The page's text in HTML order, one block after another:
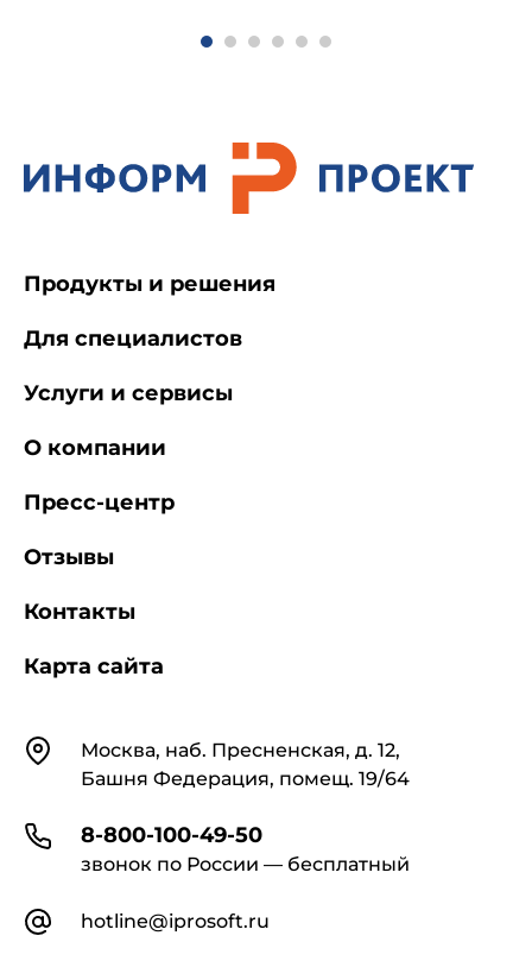
КонтактыМосква, наб. Пресненская, д. 12,
Башня Федерация, помещ. 19/64
8-800-100-49-50
звонок по России — бесплатный
hotline@iprosoft.ru
Продукты и решения
Для специалистов
Услуги и сервисы
О компании
Пресс-центр
Отзывы
Контакты
Карта сайта